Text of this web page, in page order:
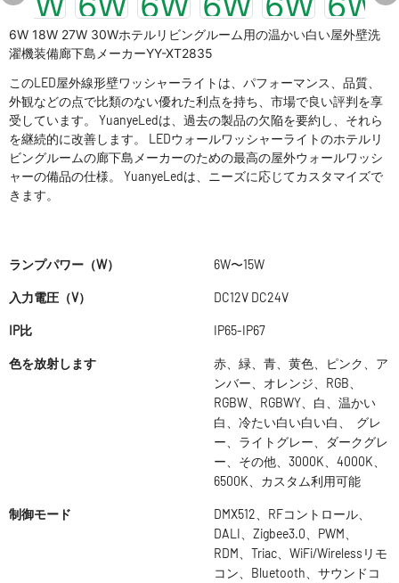
6W 18W 27W 30Wホテルリビングルーム用の温かい白い屋外壁洗
濯機装備廊下島メーカーYY-XT2835
このLED屋外線形壁ワッシャーライトは、パフォーマンス、品質、
外観などの点で比類のない優れた利点を持ち、市場で良い評判を享
受しています。 YuanyeLedは、過去の製品の欠陥を要約し、それら
を継続的に改善します。 LEDウォールワッシャーライトのホテルリ
ビングルームの廊下島メーカーのための最高の屋外ウォールワッシ
ャーの備品の仕様。 YuanyeLedは、ニーズに応じてカスタマイズで
きます。
ランプパワー（W） 6W〜15W
入力電圧（V） DC12V DC24V
IP比 IP65-IP67
色を放射します
赤、緑、青、黄色、ピンク、ア
ンバー、オレンジ、RGB、
RGBW、RGBWY、白、温かい
白、冷たい白い白い白、 グレ
ー、ライトグレー、ダークグレ
ー、その他、3000K、4000K、
6500K、カスタム利用可能
制御モード
DMX512、RFコントロール、
DALI、Zigbee3.0、PWM、
RDM、Triac、WiFi/Wirelessリモ
コン、Bluetooth、サウンドコ